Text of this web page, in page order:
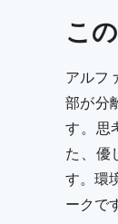
この
アルフ
部が分
す。思
た、優
す。環
ークで